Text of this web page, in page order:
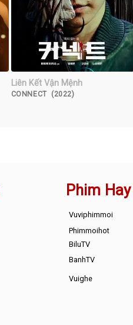
Liên Kết Vận Mệnh
CONNECT (2022)
Phim Hay
Vuviphimmoi
Phimmoihot
BiluTV
BanhTV
Vuighe